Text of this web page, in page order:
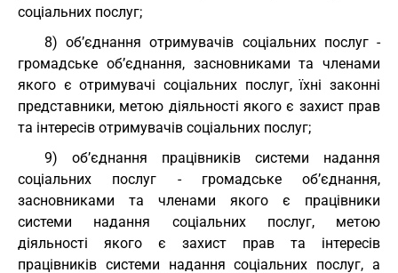
соціальних послуг;
8) об’єднання отримувачів соціальних послуг -
громадське об’єднання, засновниками та членами
якого є отримувачі соціальних послуг, їхні законні
представники, метою діяльності якого є захист прав
та інтересів отримувачів соціальних послуг;
9) об’єднання працівників системи надання
соціальних послуг - громадське об’єднання,
засновниками та членами якого є працівники
системи надання соціальних послуг, метою
діяльності якого є захист прав та інтересів
працівників системи надання соціальних послуг, а